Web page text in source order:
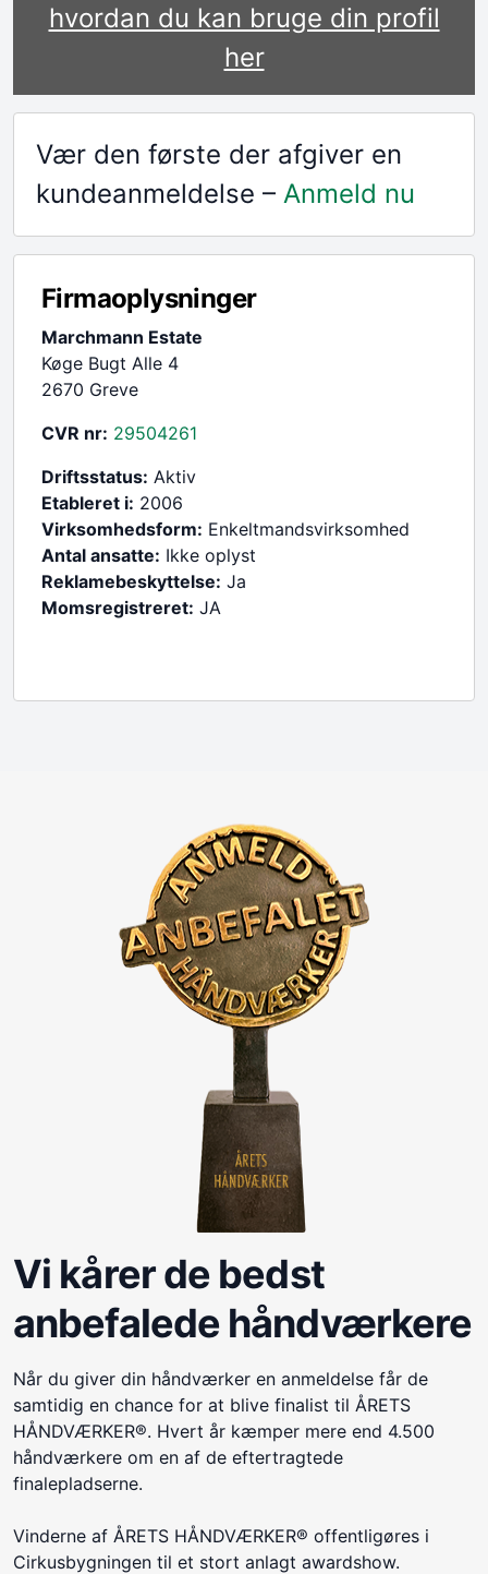
hvordan du kan bruge din profil
her
Vær den første der afgiver en
kundeanmeldelse – Anmeld nu
Firmaoplysninger
Marchmann Estate
Køge Bugt Alle 4
2670 Greve
CVR nr: 29504261
Driftsstatus: Aktiv
Etableret i: 2006
Virksomhedsform: Enkeltmandsvirksomhed
Antal ansatte: Ikke oplyst
Reklamebeskyttelse: Ja
Momsregistreret: JA
Vi kårer de bedst
anbefalede håndværkere
Når du giver din håndværker en anmeldelse får de
samtidig en chance for at blive finalist til ÅRETS
HÅNDVÆRKER®. Hvert år kæmper mere end 4.500
håndværkere om en af de eftertragtede
finalepladserne.
Vinderne af ÅRETS HÅNDVÆRKER® offentligøres i
Cirkusbygningen til et stort anlagt awardshow.